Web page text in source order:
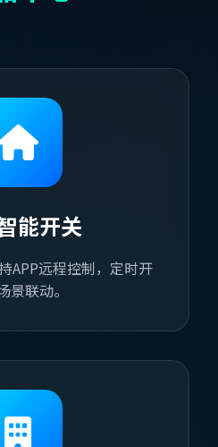
能开关
APP远程控制，定时开
景联动。